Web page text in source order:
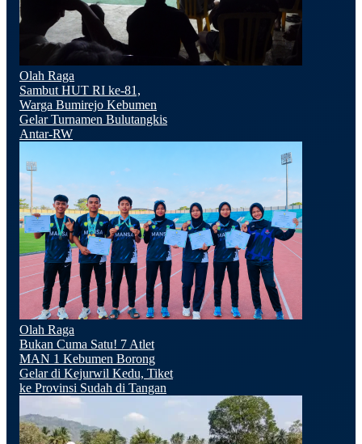
Olah Raga
Sambut HUT RI ke-81,
Warga Bumirejo Kebumen
Gelar Turnamen Bulutangkis
Antar-RW
Olah Raga
Bukan Cuma Satu! 7 Atlet
MAN 1 Kebumen Borong
Gelar di Kejurwil Kedu, Tiket
ke Provinsi Sudah di Tangan